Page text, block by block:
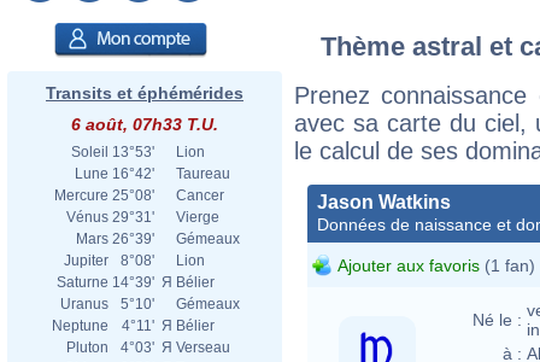
Transits et éphémérides
6 août, 07h33 T.U.
Soleil 13°53'
Lion
Lune 16°42'
Taureau
Mercure 25°08'
Cancer
Vénus 29°31'
Vierge
Mars 26°39'
Gémeaux
Jupiter
8°08'
Lion
Saturne 14°39' Я Bélier
Uranus
5°10'
Gémeaux
Neptune
4°11' Я Bélier
Pluton
4°03' Я Verseau
Thème astral et
Prenez
avec sa carte du ciel,
le calcul de ses
Jason Watkins
Données de naissance et
Ajouter aux favoris (1 fan)
Né le :
à :